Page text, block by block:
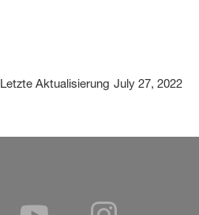
Letzte Aktualisierung July 27, 2022